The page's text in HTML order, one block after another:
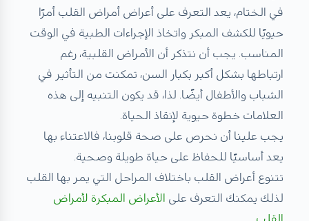
في الختام، يعد التعرف على أعراض أمراض القلب أمرًا
حيويًا للكشف المبكر واتخاذ الإجراءات الطبية في الوقت
المناسب. يجب أن نتذكر أن الأمراض القلبية، رغم
ارتباطها بشكل أكبر بكبار السن، تمكنت من التأثير في
الشباب والأطفال أيضًا. لذا، قد يكون التنبيه إلى هذه
العلامات خطوة حيوية لإنقاذ الحياة.
يجب علينا أن نحرص على صحة قلوبنا، فالاعتناء بها
يعد أساسيًا للحفاظ على حياة طويلة وصحية.
تتنوع أعراض القلب باختلاف المراحل التي يمر بها القلب
لذلك يمكنك التعرف على
الأعراض المبكرة لأمراض